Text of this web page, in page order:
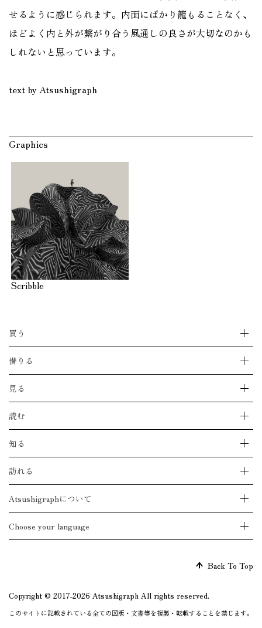
せるように感じられます。内面にばかり籠もることなく、
ほどよく内と外が繋がり合う風通しの良さが大切なのかも
しれないと思っています。
text by Atsushigraph
Graphics
Scribble
買う
ストアをえらぶ
ジークレー版画とは
Atsushigraphのストアを見る
implexusのストアを見る
借りる
作品をレンタルする
見る
すべての作品を見る
絵のモチーフ一覧から見る
アートブックを見る
モーショングラフィックを見る
Phantom
Living Things
読む
読みもの一覧を見る
Diary
知る
最新のお知らせを見る
訪れる
展覧会情報一覧を見る
Atsushigraphについて
Biography
Choose your language
Back To Top
Copyright © 2017-2026 Atsushigraph All rights reserved.
このサイトに記載されている全ての図版・文書等を複製・転載することを禁じます。